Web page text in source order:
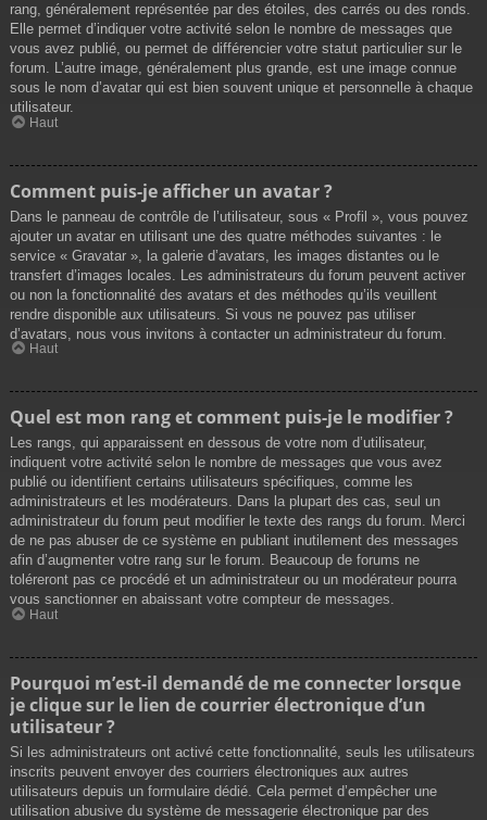
rang, généralement représentée par des étoiles, des carrés ou des ronds.
Elle permet d’indiquer votre activité selon le nombre de messages que
vous avez publié, ou permet de différencier votre statut particulier sur le
forum. L’autre image, généralement plus grande, est une image connue
sous le nom d’avatar qui est bien souvent unique et personnelle à chaque
utilisateur.
Haut
Comment puis-je afficher un avatar ?
Dans le panneau de contrôle de l’utilisateur, sous « Profil », vous pouvez
ajouter un avatar en utilisant une des quatre méthodes suivantes : le
service « Gravatar », la galerie d’avatars, les images distantes ou le
transfert d’images locales. Les administrateurs du forum peuvent activer
ou non la fonctionnalité des avatars et des méthodes qu’ils veuillent
rendre disponible aux utilisateurs. Si vous ne pouvez pas utiliser
d’avatars, nous vous invitons à contacter un administrateur du forum.
Haut
Quel est mon rang et comment puis-je le modifier ?
Les rangs, qui apparaissent en dessous de votre nom d’utilisateur,
indiquent votre activité selon le nombre de messages que vous avez
publié ou identifient certains utilisateurs spécifiques, comme les
administrateurs et les modérateurs. Dans la plupart des cas, seul un
administrateur du forum peut modifier le texte des rangs du forum. Merci
de ne pas abuser de ce système en publiant inutilement des messages
afin d’augmenter votre rang sur le forum. Beaucoup de forums ne
toléreront pas ce procédé et un administrateur ou un modérateur pourra
vous sanctionner en abaissant votre compteur de messages.
Haut
Pourquoi m’est-il demandé de me connecter lorsque
je clique sur le lien de courrier électronique d’un
utilisateur ?
Si les administrateurs ont activé cette fonctionnalité, seuls les utilisateurs
inscrits peuvent envoyer des courriers électroniques aux autres
utilisateurs depuis un formulaire dédié. Cela permet d’empêcher une
utilisation abusive du système de messagerie électronique par des